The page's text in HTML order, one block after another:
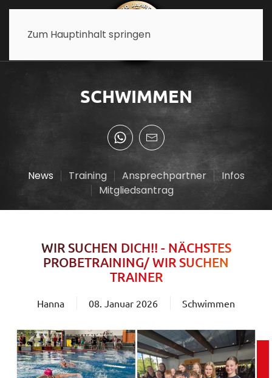
Zum Hauptinhalt springen
SCHWIMMEN
News Training Ansprechpartner
Infos
Mitgliedsantrag
WIR SUCHEN DICH!! - NÄCHSTES
PROBETRAINING/ WIR SUCHEN
TRAINER
Hanna 08. Januar 2026 Schwimmen